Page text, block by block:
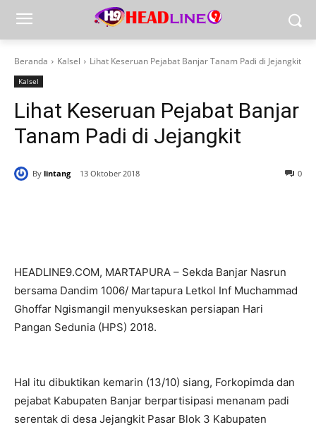
Beranda Kalsel Lihat Keseruan Pejabat Banjar Tanam Padi di Jejangkit
Kalsel
Lihat Keseruan Pejabat Banjar
Tanam Padi di Jejangkit
By lintang 13 Oktober 2018 0
HEADLINE9.COM, MARTAPURA – Sekda Banjar Nasrun
bersama Dandim 1006/ Martapura Letkol Inf Muchammad
Ghoffar Ngismangil menyukseskan persiapan Hari
Pangan Sedunia (HPS) 2018.
Hal itu dibuktikan kemarin (13/10) siang, Forkopimda dan
pejabat Kabupaten Banjar berpartisipasi menanam padi
serentak di desa Jejangkit Pasar Blok 3 Kabupaten